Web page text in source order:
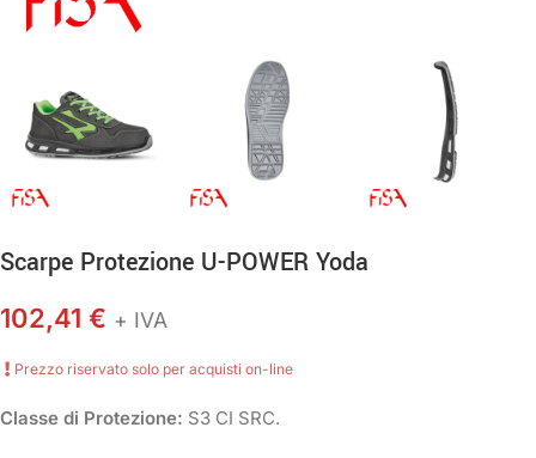
Scarpe Protezione U-POWER Yoda
102,41 € + IVA
Prezzo riservato solo per acquisti on-line
Classe di Protezione: S3 CI SRC.